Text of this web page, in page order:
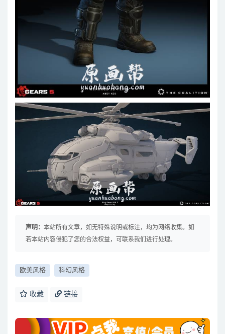
声明： 本站所有文章，如无特殊说明或标注，均为网络收集。如
若本站内容侵犯了您的合法权益，可联系我们进行处理。
欧美风格 科幻风格
收藏 链接